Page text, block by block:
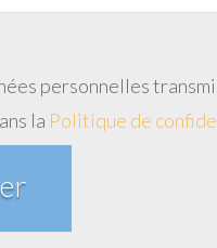
personnelles
la Politique de